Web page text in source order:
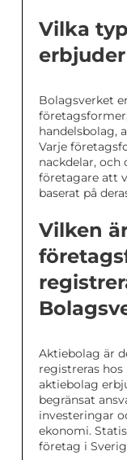
Vilka
Bolagsverket
handelsbolag,
Varje
nackdelar,
företagare att
baserat på
Vilken
Aktiebolag är
registreras
aktiebolag
begränsat
investeringar
ekonomi.
företag i